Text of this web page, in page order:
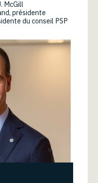
McGill
présidente
du conseil PSP